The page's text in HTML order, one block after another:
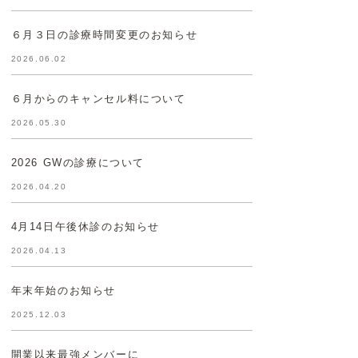
６月３日の診療時間変更のお知らせ
2026.06.02
６月からのキャンセル料について
2026.05.30
2026 GWの診療について
2026.04.20
4月14日午後休診のお知らせ
2026.04.13
年末年始のお知らせ
2025.12.03
開業以来最強メンバーに